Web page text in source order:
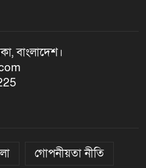
বাংলাদেশ।
গোপনীয়তা নীতি